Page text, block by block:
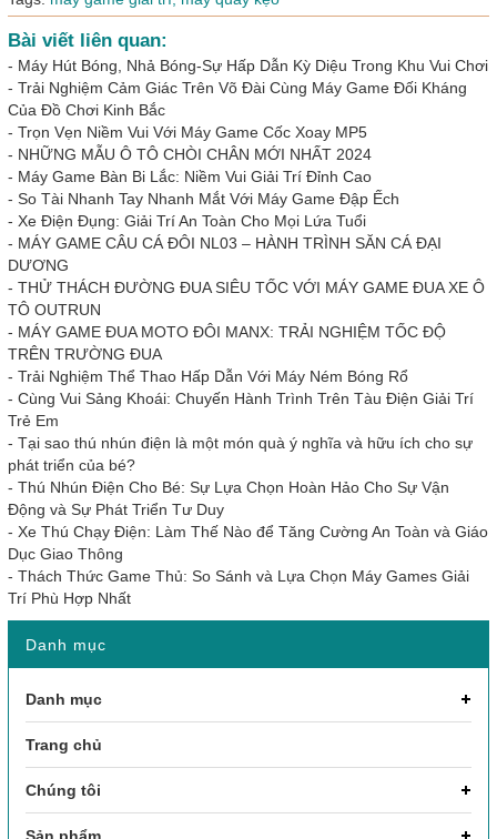
Bài viết liên quan:
- Máy Hút Bóng, Nhả Bóng-Sự Hấp Dẫn Kỳ Diệu Trong Khu Vui Chơi
- Trải Nghiệm Cảm Giác Trên Võ Đài Cùng Máy Game Đối Kháng
Của Đồ Chơi Kinh Bắc
- Trọn Vẹn Niềm Vui Với Máy Game Cốc Xoay MP5
- NHỮNG MẪU Ô TÔ CHÒI CHÂN MỚI NHẤT 2024
- Máy Game Bàn Bi Lắc: Niềm Vui Giải Trí Đỉnh Cao
- So Tài Nhanh Tay Nhanh Mắt Với Máy Game Đập Ếch
- Xe Điện Đụng: Giải Trí An Toàn Cho Mọi Lứa Tuổi
- MÁY GAME CÂU CÁ ĐÔI NL03 – HÀNH TRÌNH SĂN CÁ ĐẠI
DƯƠNG
- THỬ THÁCH ĐƯỜNG ĐUA SIÊU TỐC VỚI MÁY GAME ĐUA XE Ô
TÔ OUTRUN
- MÁY GAME ĐUA MOTO ĐÔI MANX: TRẢI NGHIỆM TỐC ĐỘ
TRÊN TRƯỜNG ĐUA
- Trải Nghiệm Thể Thao Hấp Dẫn Với Máy Ném Bóng Rổ
- Cùng Vui Sảng Khoái: Chuyến Hành Trình Trên Tàu Điện Giải Trí
Trẻ Em
- Tại sao thú nhún điện là một món quà ý nghĩa và hữu ích cho sự
phát triển của bé?
- Thú Nhún Điện Cho Bé: Sự Lựa Chọn Hoàn Hảo Cho Sự Vận
Động và Sự Phát Triển Tư Duy
- Xe Thú Chạy Điện: Làm Thế Nào để Tăng Cường An Toàn và Giáo
Dục Giao Thông
- Thách Thức Game Thủ: So Sánh và Lựa Chọn Máy Games Giải
Trí Phù Hợp Nhất
Danh mục
Danh mục
Trang chủ
Chúng tôi